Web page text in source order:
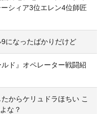
シィア3位エレン4位師匠
9になったばかりだけど
ド』オペレーター戦闘紹
からケリュドラほちい こ
な？